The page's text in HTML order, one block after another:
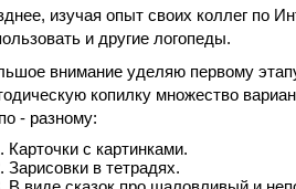
изучая опыт своих коллег по
и другие логопеды.
внимание уделяю первому
копилку множество
- разному:
Карточки с картинками.
Зарисовки в тетрадях.